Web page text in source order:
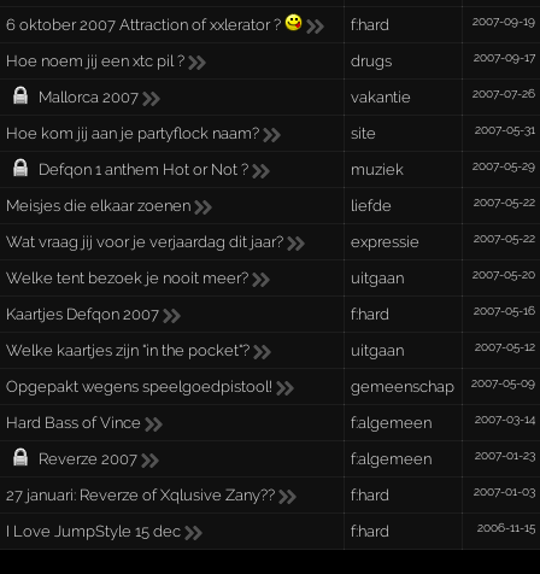
6 oktober 2007 Attraction of xxlerator ? f:hard 2007-09-19
Hoe noem jij een xtc pil ? drugs 2007-09-17
Mallorca 2007 vakantie 2007-07-26
Hoe kom jij aan je partyflock naam? site 2007-05-31
Defqon 1 anthem Hot or Not ? muziek 2007-05-29
Meisjes die elkaar zoenen liefde 2007-05-22
Wat vraag jij voor je verjaardag dit jaar? expressie 2007-05-22
Welke tent bezoek je nooit meer? uitgaan 2007-05-20
Kaartjes Defqon 2007 f:hard 2007-05-16
Welke kaartjes zijn "in the pocket"? uitgaan 2007-05-12
Opgepakt wegens speelgoedpistool! gemeenschap 2007-05-09
Hard Bass of Vince f:algemeen 2007-03-14
Reverze 2007 f:algemeen 2007-01-23
27 januari: Reverze of Xqlusive Zany?? f:hard 2007-01-03
I Love JumpStyle 15 dec f:hard 2006-11-15